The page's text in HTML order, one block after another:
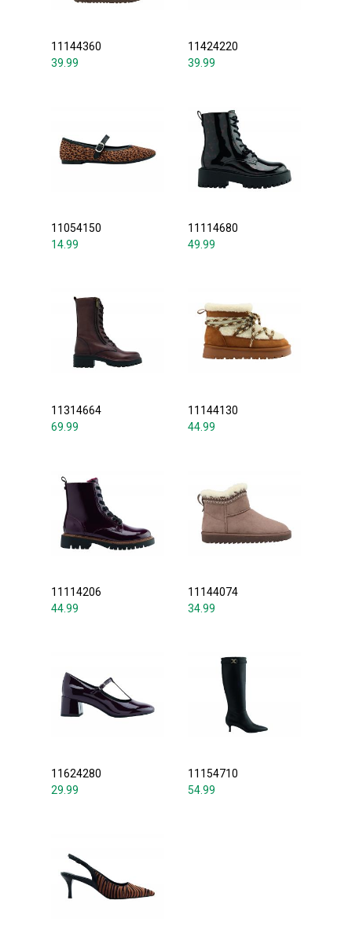
11144360
39.99
11424220
39.99
11054150
14.99
11114680
49.99
11314664
69.99
11144130
44.99
11114206
44.99
11144074
34.99
11624280
29.99
11154710
54.99